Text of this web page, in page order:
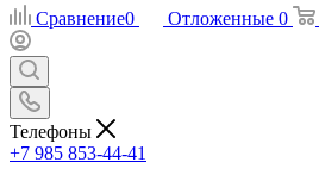
Сравнение0 Отложенные 0
Телефоны
+7 985 853-44-41